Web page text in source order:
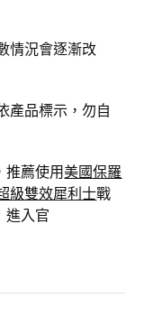
情況會逐漸改
產品標示，勿自
推薦使用美國保羅
級雙效犀利士戰
進入官